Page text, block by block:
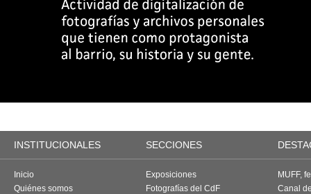
INSTITUCIONALES SECCIONES
Inicio
Quiénes somos
Exposiciones
Fotografías del CdF
MUFF,
Canal